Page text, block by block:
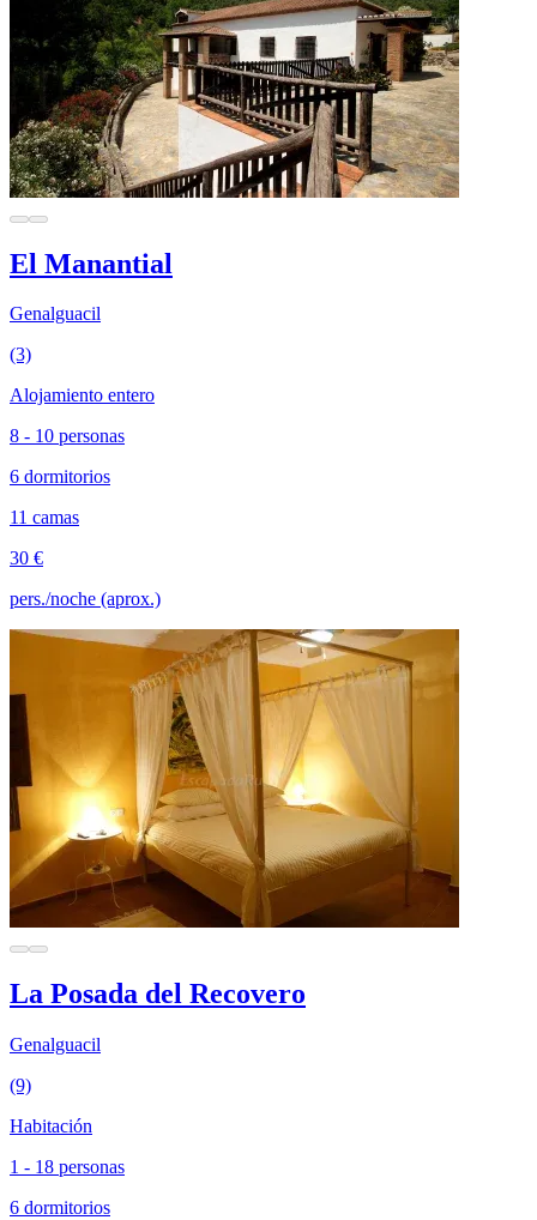
El Manantial
Genalguacil
(3)
Alojamiento entero
8 - 10 personas
6 dormitorios
11 camas
30 €
pers./noche (aprox.)
La Posada del Recovero
Genalguacil
(9)
Habitación
1 - 18 personas
6 dormitorios